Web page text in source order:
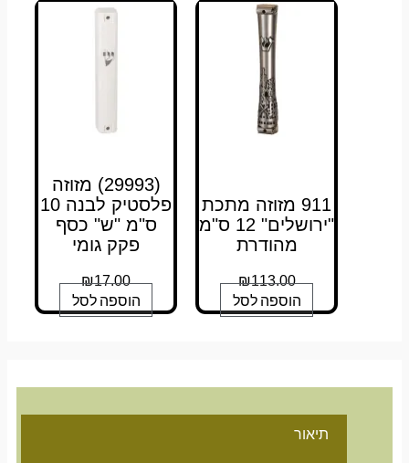
911 מזוזה מתכת
"ירושלים" 12 ס"מ
מהודרת
₪113.00
הוספה לסל
(29993) מזוזה
פלסטיק לבנה 10
ס"מ "ש" כסף
פקק גומי
₪17.00
הוספה לסל